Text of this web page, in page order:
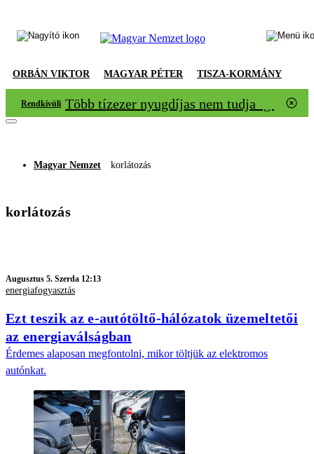
ORBÁN VIKTOR MAGYAR PÉTER TISZA-KORMÁNY
Rendkívüli Több tízezer nyugdíjas nem tudja igazolni
Magyar Nemzet korlátozás
korlátozás
Augusztus 5. Szerda 12:13
energiafogyasztás
Ezt teszik az e-autótöltő-hálózatok üzemeltetői
az energiaválságban
Érdemes alaposan megfontolni, mikor töltjük az elektromos
autónkat.